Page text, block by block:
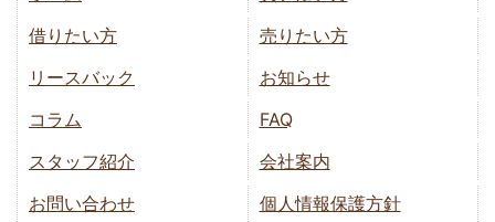
借りたい方
売りたい方
リースバック
お知らせ
コラム
FAQ
スタッフ紹介
会社案内
お問い合わせ
個人情報保護方針